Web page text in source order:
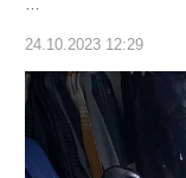
24.10.2023 12:29